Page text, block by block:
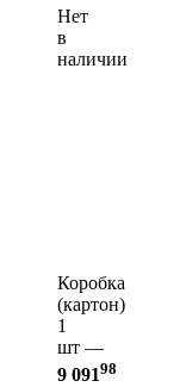
Нет
в
наличии
Коробка
(картон)
1
шт —
9 09198